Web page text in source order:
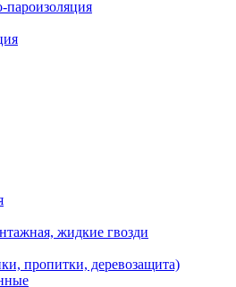
жидкие гвозди
пропитки, деревозащита)